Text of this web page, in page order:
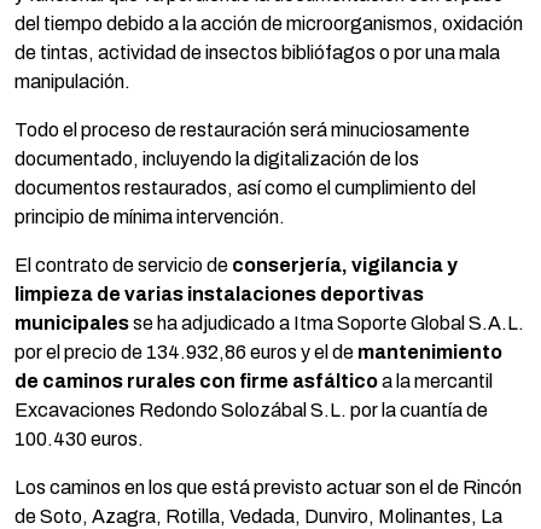
del tiempo debido a la acción de microorganismos, oxidación
de tintas, actividad de insectos bibliófagos o por una mala
manipulación.
Todo el proceso de restauración será minuciosamente
documentado, incluyendo la digitalización de los
documentos restaurados, así como el cumplimiento del
principio de mínima intervención.
El contrato de servicio de conserjería, vigilancia y
limpieza de varias instalaciones deportivas
municipalesse ha adjudicado a Itma Soporte Global S.A.L.
por el precio de 134.932,86 euros y el de mantenimiento
de caminos rurales con firme asfálticoa la mercantil
Excavaciones Redondo Solozábal S.L. por la cuantía de
100.430 euros.
Los caminos en los que está previsto actuar son el de Rincón
de Soto, Azagra, Rotilla, Vedada, Dunviro, Molinantes, La